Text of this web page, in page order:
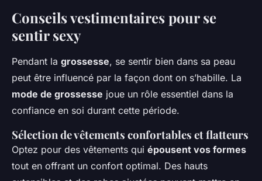
Conseils vestimentaires pour se
sentir sexy
Pendant la grossesse, se sentir bien dans sa peau
peut être influencé par la façon dont on s’habille. La
mode de grossesse joue un rôle essentiel dans la
confiance en soi durant cette période.
Sélection de vêtements confortables et flatteurs
Optez pour des vêtements qui épousent vos formes
tout en offrant un confort optimal. Des hauts